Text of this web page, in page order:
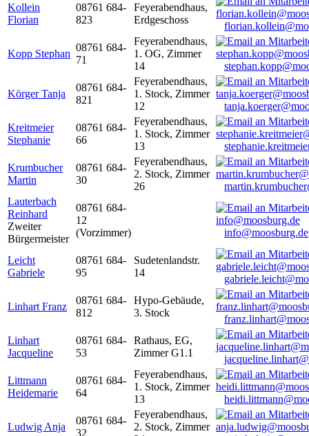
Kollein
Florian
08761 684-
823
Feyerabendhaus,
Erdgeschoss
Kopp Stephan
08761 684-
71
Feyerabendhaus,
1. OG, Zimmer
14
Körger Tanja
08761 684-
821
Feyerabendhaus,
1. Stock, Zimmer
12
Kreitmeier
Stephanie
08761 684-
66
Feyerabendhaus,
1. Stock, Zimmer
13
Krumbucher
Martin
08761 684-
30
Feyerabendhaus,
2. Stock, Zimmer
26
Lauterbach
Reinhard
Zweiter
Bürgermeister
08761 684-
12
(Vorzimmer)
info@moosburg.de
Leicht
Gabriele
08761 684-
95
Sudetenlandstr.
14
Linhart Franz
08761 684-
812
Hypo-Gebäude,
3. Stock
Linhart
Jacqueline
08761 684-
53
Rathaus, EG,
Zimmer G1.1
Littmann
Heidemarie
08761 684-
64
Feyerabendhaus,
1. Stock, Zimmer
13
Ludwig Anja
08761 684-
32
Feyerabendhaus,
2. Stock, Zimmer